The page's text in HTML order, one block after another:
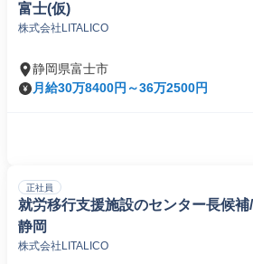
富士(仮)
株式会社LITALICO
静岡県富士市
月給30万8400円～36万2500円
正社員
就労移行支援施設のセンター長候
静岡
株式会社LITALICO